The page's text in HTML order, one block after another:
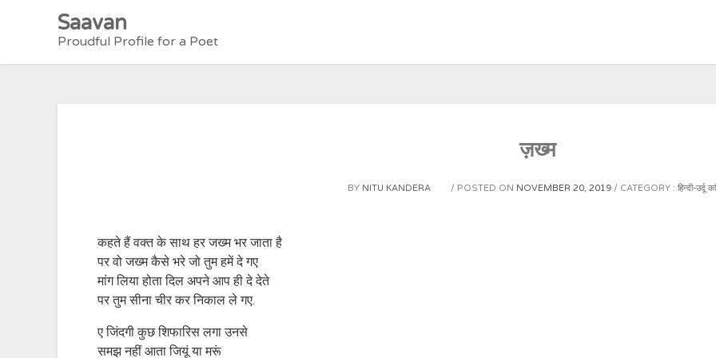
Saavan
Proudful Profile for a Poet
ज़ख्म
BY NITU KANDERA POSTED ON NOVEMBER 20, 2019 CATEGORY :हिन्दी-उर्दू
कहते हैं वक्त के साथ हर जख्म भर जाता है
पर वो जख्म कैसे भरे जो तुम हमें दे गए
मांग लिया होता दिल अपने आप ही दे देते
पर तुम सीना चीर कर निकाल ले गए.
ए जिंदगी कुछ शिफारिस लगा उनसे
समझ नहीं आता जियूं या मरूं